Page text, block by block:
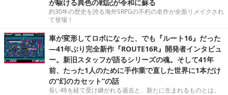
が駆ける異色の戦記が令和に蘇る
約30年の歴史を誇る海外SRPGの不朽の名作が全面リメイクされ
て登場！
車が変形してロボになった、でも『ルート16』だった
―41年ぶり完全新作『ROUTE16R』開発者インタビュ
ー。新旧スタッフが語るシリーズの魂。そして41年
前、たった1人のために手作業で直した世界に1本だけ
の“幻のカセット”の話
長い時を経て受け継がれる過去と、新たに生まれるものとは。